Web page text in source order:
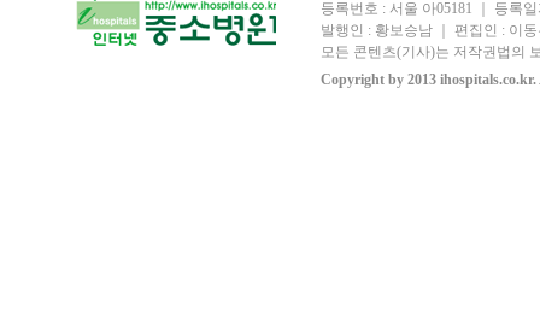
등록번호 : 서울 아05181 ｜ 등록
발행인 : 황보승남 ｜ 편집인 : 이
모든 콘텐츠(기사)는 저작권법의
Copyright by 2013 ihospitals.co.kr.